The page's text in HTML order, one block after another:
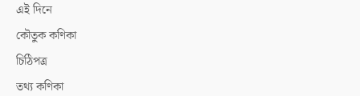
এই দিনে
কৌতুক কণিকা
চিঠিপত্র
তথ্য কণিকা